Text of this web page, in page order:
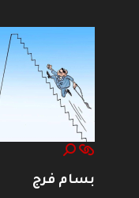
بسام فرج